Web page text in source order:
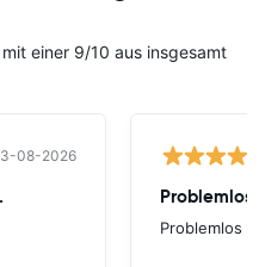
einer 9/10 aus insgesamt
08-2026
Problemlos
Problemlos